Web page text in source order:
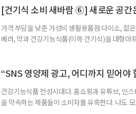
워치나 운동 앱을 먼저 떠올리기 쉽다. 하지만 시
[건기식 소비 새바람 ⑥] 새로운 공간
가격 부담을 낮춘 가성비 생활용품점 다이소, 젊
베러, 약과 건강기능식품(이하 건기식)을 대형마
용하면 좋을지 현장을 직접 방문해 살펴봤다. 다
“SNS 영양제 광고, 어디까지 믿어야
건강기능식품 전성시대다. 홈쇼핑과 유튜브, 인
을 약속하는 제품들이 소비자를 유혹한다. 나도